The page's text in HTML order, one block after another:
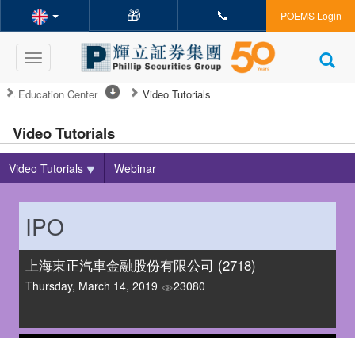
🎁 📞 POEMS Login
Toggle
navigation
Education Center Video Tutorials
Video Tutorials
Video Tutorials Webinar
IPO
上海東正汽車金融股份有限公司 (2718)
Thursday, March 14, 2019 23080